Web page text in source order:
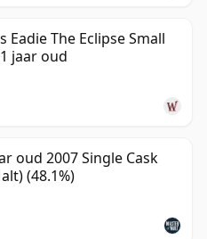
Eadie The Eclipse Small
jaar oud
oud 2007 Single Cask
(48.1%)